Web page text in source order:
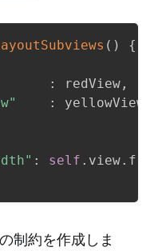
( )
{
: redView ,
:
yellowView
: self . view.
制約を作成しま